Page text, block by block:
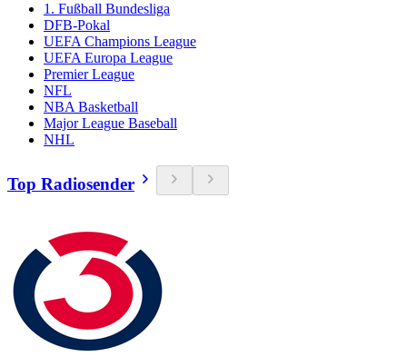
1. Fußball Bundesliga
DFB-Pokal
UEFA Champions League
UEFA Europa League
Premier League
NFL
NBA Basketball
Major League Baseball
NHL
Top Radiosender